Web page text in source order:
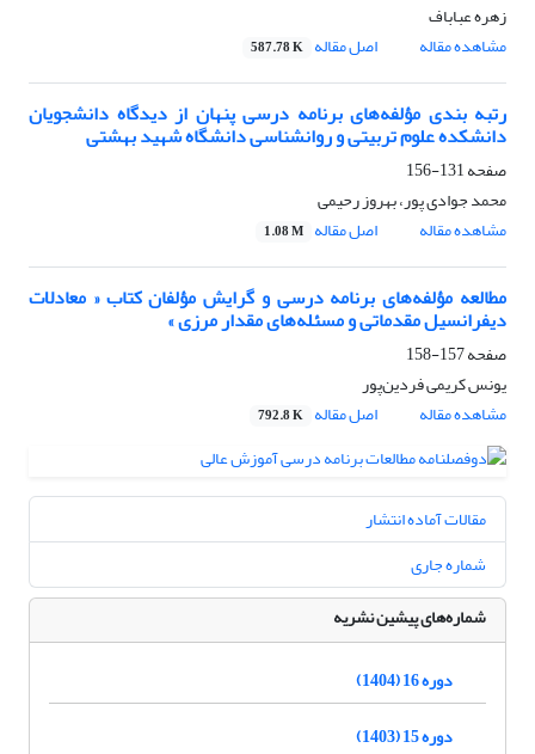
زهره عباباف
مشاهده مقاله
اصل مقاله 587.78 K
رتبه‌ بندی مؤلفه‌های برنامه درسی پنهان از دیدگاه دانشجویان
دانشکده علوم تربیتی و روانشناسی دانشگاه شهید بهشتی
صفحه131-156
محمد جوادی پور، بهروز رحیمی
مشاهده مقاله
اصل مقاله 1.08 M
مطالعه مؤلفه‌های برنامه درسی و گرایش مؤلفان کتاب « معادلات
دیفرانسیل مقدماتی و مسئله‌های مقدار مرزی »
صفحه157-158
یونس کریمی فردین‌پور
مشاهده مقاله
اصل مقاله 792.8 K
مقالات آماده انتشار
شماره جاری
شماره‌های پیشین نشریه
دوره 16 (1404)
دوره 15 (1403)